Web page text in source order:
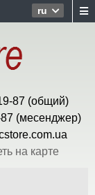
ru
87 (общий)
(месенджер)
на карте